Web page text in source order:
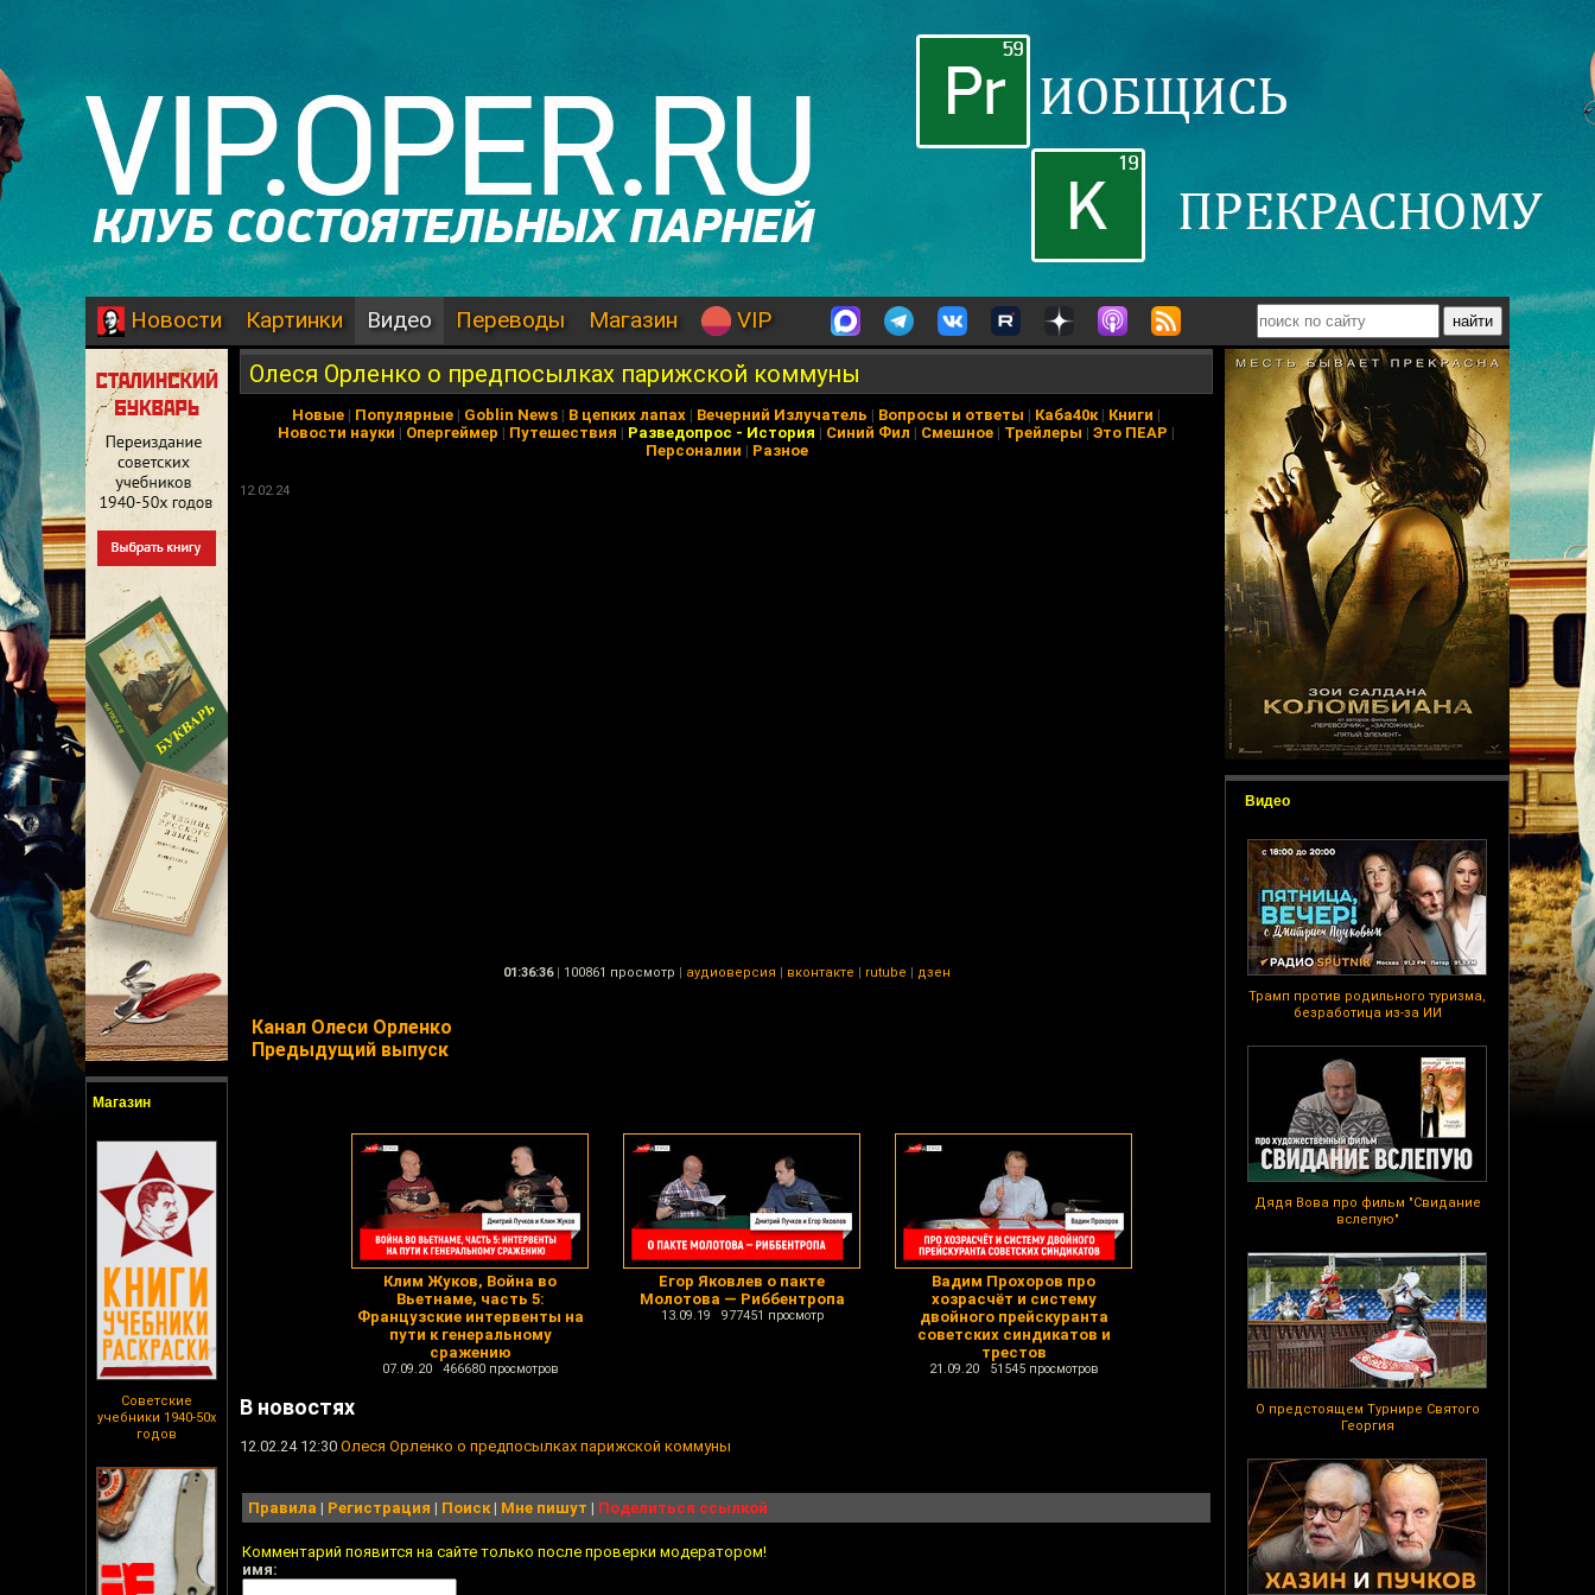
Новости Картинки Видео Переводы Магазин VIP
Магазин
Советские
учебники 1940-50х
годов
Видео
Трамп против родильного туризма,
безработица из-за ИИ
Дядя Вова про фильм "Свидание
вслепую"
О предстоящем Турнире Святого
Георгия
Олеся Орленко о предпосылках парижской коммуны
Новые | Популярные | Goblin News | В цепких лапах | Вечерний Излучатель | Вопросы и ответы | Каба40к| Книги |
Новости науки | Опергеймер | Путешествия | Разведопрос - История | Синий Фил | Смешное | Трейлеры | Это ПЕАР |
Персоналии | Разное
12.02.24
01:36:36 | 100861 просмотр | аудиоверсия | вконтакте | rutube | дзен
Канал Олеси Орленко
Предыдущий выпуск
Клим Жуков, Война во
Вьетнаме, часть 5:
Французские интервенты на
пути к генеральному
сражению
07.09.20 466680 просмотров
Егор Яковлев о пакте
Молотова — Риббентропа
13.09.19 977451 просмотр
Вадим Прохоров про
хозрасчёт и систему
двойного прейскуранта
советских синдикатов и
трестов
21.09.20 51545 просмотров
В новостях
12.02.24 12:30 Олеся Орленко о предпосылках парижской коммуны
Правила | Регистрация | Поиск| Мне пишут | Поделиться ссылкой
Комментарий появится на сайте только после проверки модератором!
имя: